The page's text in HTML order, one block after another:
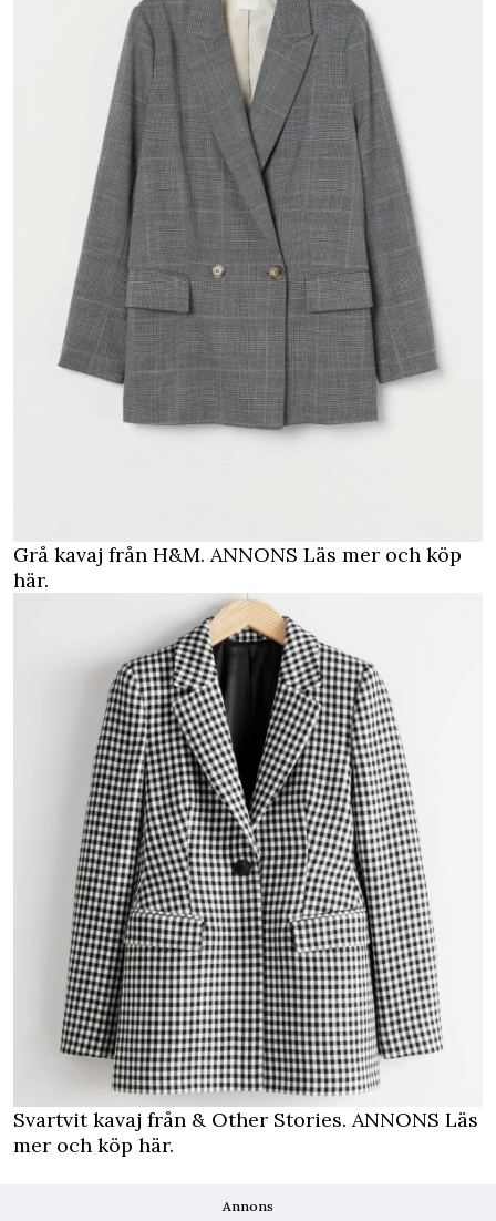
Grå kavaj från H&M. ANNONS Läs mer och köp
här.
Svartvit kavaj från & Other Stories. ANNONS Läs
mer och köp här.
Annons